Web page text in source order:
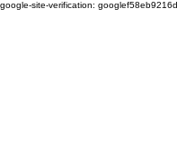
google-site-verification: